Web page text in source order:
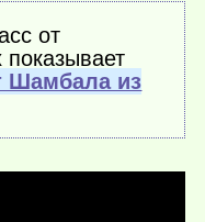
от
Шамбала из